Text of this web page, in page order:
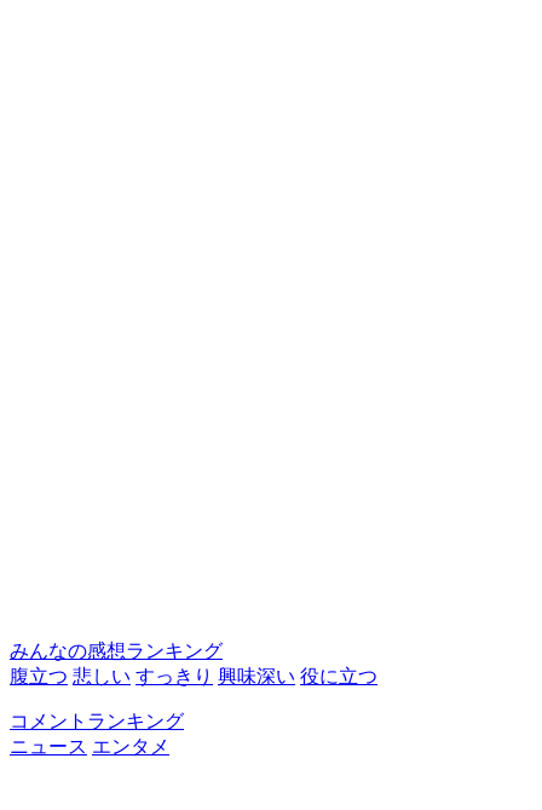
みんなの感想ランキング
腹立つ 悲しい すっきり 興味深い 役に立つ
コメントランキング
ニュース エンタメ